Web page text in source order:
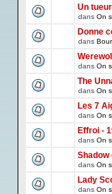
Un
dans On
Donne
dans
dans On
The
dans On
Les 7
dans On
Effroi -
dans On
Shadow
dans On
Lady
dans On